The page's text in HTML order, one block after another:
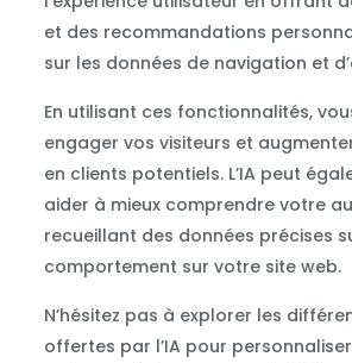
et des recommandations
sur les données de navigation et
En utilisant ces fonctionnalités,
engager vos visiteurs et
en clients potentiels. L’IA peut
aider à mieux comprendre votre
recueillant des données précises
comportement sur votre site web.
N’hésitez pas à explorer les
offertes par l’IA pour